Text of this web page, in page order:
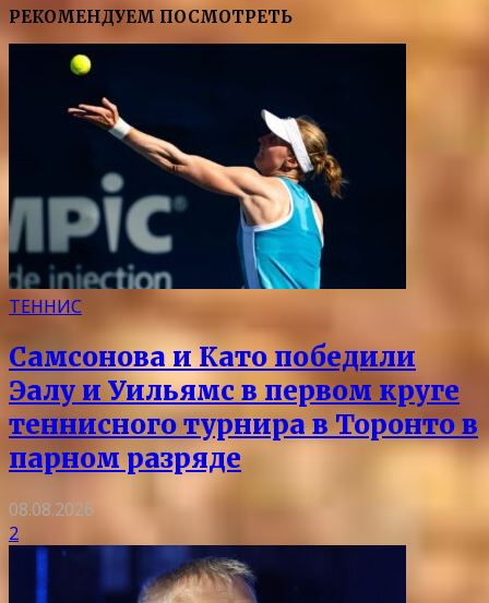
РЕКОМЕНДУЕМ ПОСМОТРЕТЬ
ТЕННИС
Самсонова и Като победили
Эалу и Уильямс в первом круге
теннисного турнира в Торонто в
парном разряде
08.08.2026
2